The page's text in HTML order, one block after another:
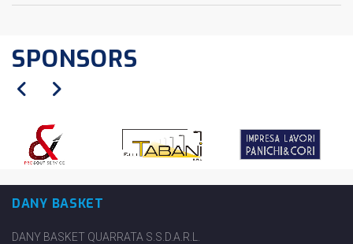
SPONSORS
DANY BASKET
DANY BASKET QUARRATA S.S.D.A.R.L.